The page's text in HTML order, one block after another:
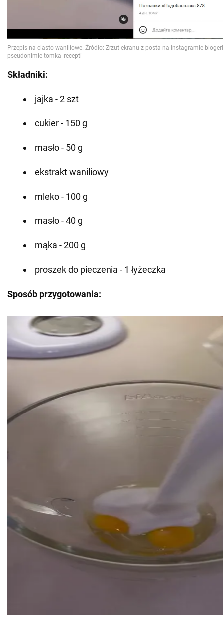
Składniki:
jajka - 2 szt
cukier - 150 g
masło - 50 g
ekstrakt waniliowy
mleko - 100 g
masło - 40 g
mąka - 200 g
proszek do pieczenia - 1 łyżeczka
Sposób przygotowania: